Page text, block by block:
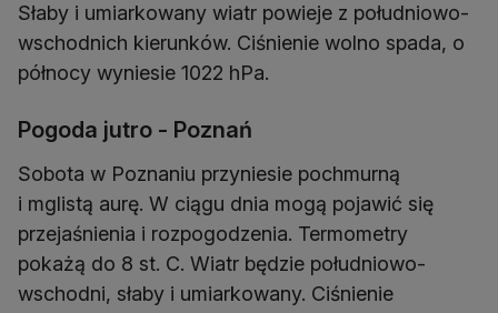
Słaby i umiarkowany wiatr powieje z południowo-
wschodnich kierunków. Ciśnienie wolno spada, o
północy wyniesie 1022 hPa.
Pogoda jutro - Poznań
Sobota w Poznaniu przyniesie pochmurną
i mglistą aurę. W ciągu dnia mogą pojawić się
przejaśnienia i rozpogodzenia. Termometry
pokażą do 8 st. C. Wiatr będzie południowo-
wschodni, słaby i umiarkowany. Ciśnienie